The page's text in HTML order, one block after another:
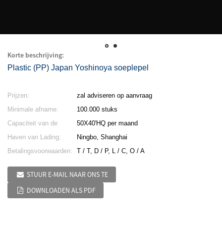
Korte beschrijving:
Plastic (PP) Japan Yoshinoya soeplepel
Prijzen:
zal adviseren op aanvraag
Minimale afname:
100.000 stuks
Capaciteit van de
levering:
50X40'HQ per maand
Haven van Lading:
Ningbo, Shanghai
Betalingsvoorwaarden:
T / T, D / P, L / C, O / A
STUUR E-MAIL NAAR ONS TE
DOWNLOADEN ALS PDF